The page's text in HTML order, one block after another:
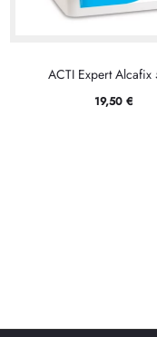
ACTI Expert Alcafix
19,50 €